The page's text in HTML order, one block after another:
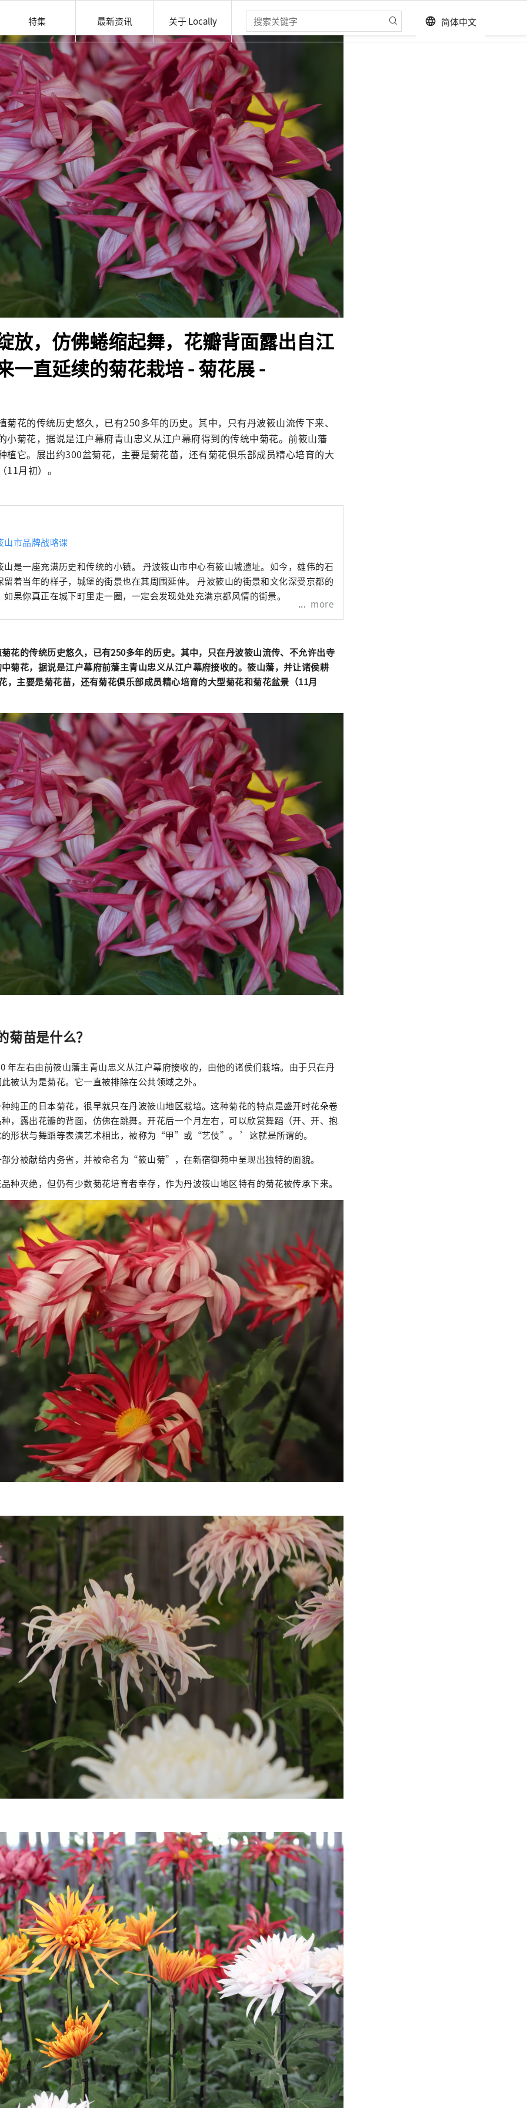
特集 最新资讯 关于 Locally language 简体中文
，仿佛蜷缩起舞，花瓣背面露出自江
一直延续的菊花栽培 - 菊花展 -
菊花的传统历史悠久，已有250多年的历史。其中，只有丹波筱山流传下来、
小菊花，据说是江户幕府青山忠义从江户幕府得到的传统中菊花。前筱山藩
植它。展出约300盆菊花，主要是菊花苗，还有菊花俱乐部成员精心培育的大
11月初）。
山市品牌战略课
山是一座充满历史和传统的小镇。 丹波筱山市中心有筱山城遗址。如今，雄伟的石
留着当年的样子，城堡的街景也在其周围延伸。 丹波筱山的街景和文化深受京都的
如果你真正在城下町里走一圈，一定会发现处处充满京都风情的街景。
more
花的传统历史悠久，已有250多年的历史。其中，只在丹波筱山流传、不允许出寺
菊花，据说是江户幕府前藩主青山忠义从江户幕府接收的。筱山藩，并让诸侯耕
，主要是菊花苗，还有菊花俱乐部成员精心培育的大型菊花和菊花盆景（11月
菊苗是什么？
年左右由前筱山藩主青山忠义从江户幕府接收的，由他的诸侯们栽培。由于只在丹
被认为是菊花。它一直被排除在公共领域之外。
纯正的日本菊花，很早就只在丹波筱山地区栽培。这种菊花的特点是盛开时花朵卷
，露出花瓣的背面，仿佛在跳舞。开花后一个月左右，可以欣赏舞蹈（开、开、抱
的形状与舞蹈等表演艺术相比，被称为“甲”或“艺伎”。 ’这就是所谓的。
分被献给内务省，并被命名为“筱山菊”，在新宿御苑中呈现出独特的面貌。
种灭绝，但仍有少数菊花培育者幸存，作为丹波筱山地区特有的菊花被传承下来。